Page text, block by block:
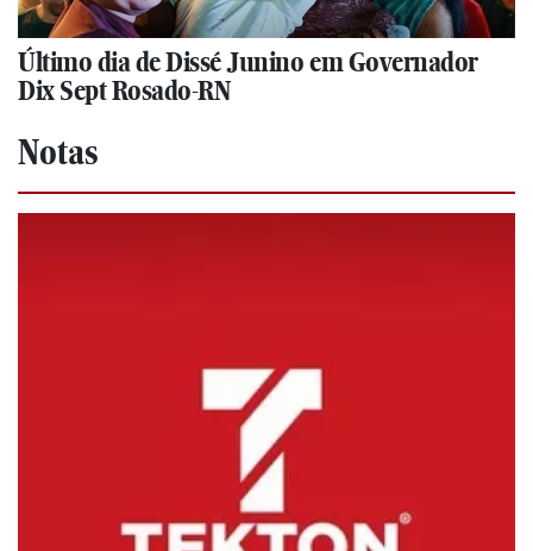
Último dia de Dissé Junino em Governador
Dix Sept Rosado-RN
Notas